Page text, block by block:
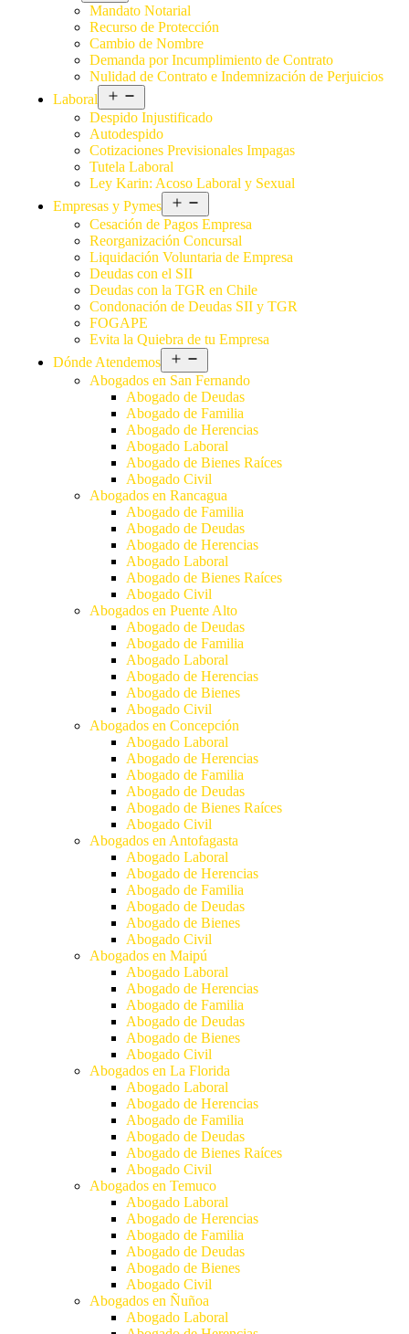
Mandato Notarial
Recurso de Protección
Cambio de Nombre
Demanda por Incumplimiento de Contrato
Nulidad de Contrato e Indemnización de Perjuicios
Laboral
Despido Injustificado
Autodespido
Cotizaciones Previsionales Impagas
Tutela Laboral
Ley Karin: Acoso Laboral y Sexual
Empresas y Pymes
Cesación de Pagos Empresa
Reorganización Concursal
Liquidación Voluntaria de Empresa
Deudas con el SII
Deudas con la TGR en Chile
Condonación de Deudas SII y TGR
FOGAPE
Evita la Quiebra de tu Empresa
Dónde Atendemos
Abogados en San Fernando
Abogado de Deudas
Abogado de Familia
Abogado de Herencias
Abogado Laboral
Abogado de Bienes Raíces
Abogado Civil
Abogados en Rancagua
Abogado de Familia
Abogado de Deudas
Abogado de Herencias
Abogado Laboral
Abogado de Bienes Raíces
Abogado Civil
Abogados en Puente Alto
Abogado de Deudas
Abogado de Familia
Abogado Laboral
Abogado de Herencias
Abogado de Bienes
Abogado Civil
Abogados en Concepción
Abogado Laboral
Abogado de Herencias
Abogado de Familia
Abogado de Deudas
Abogado de Bienes Raíces
Abogado Civil
Abogados en Antofagasta
Abogado Laboral
Abogado de Herencias
Abogado de Familia
Abogado de Deudas
Abogado de Bienes
Abogado Civil
Abogados en Maipú
Abogado Laboral
Abogado de Herencias
Abogado de Familia
Abogado de Deudas
Abogado de Bienes
Abogado Civil
Abogados en La Florida
Abogado Laboral
Abogado de Herencias
Abogado de Familia
Abogado de Deudas
Abogado de Bienes Raíces
Abogado Civil
Abogados en Temuco
Abogado Laboral
Abogado de Herencias
Abogado de Familia
Abogado de Deudas
Abogado de Bienes
Abogado Civil
Abogados en Ñuñoa
Abogado Laboral